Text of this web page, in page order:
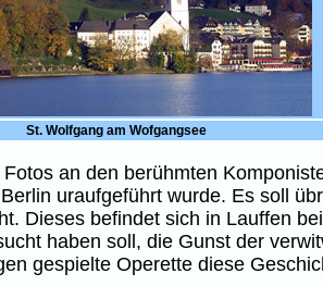
St. Wolfgang am Wofgangsee
an den berühmten
uraufgeführt wurde. Es soll
Dieses befindet sich in Lauffen
haben soll, die Gunst der
gespielte Operette diese